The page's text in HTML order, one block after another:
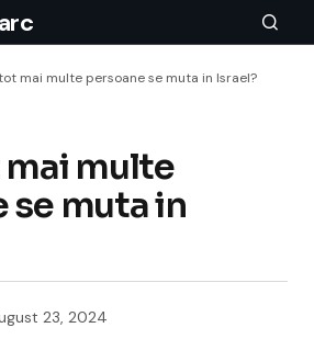
mai multe persoane se muta in Israel?
mai multe
se muta in
23, 2024